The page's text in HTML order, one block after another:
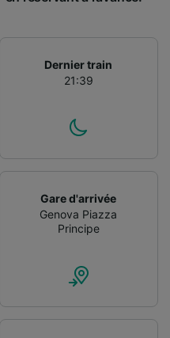
Dernier train
21:39
Gare d'arrivée
Genova Piazza
Principe
pour
ou accéder à des
Publicités et
de